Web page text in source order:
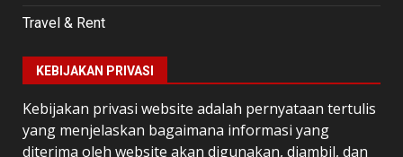
Travel & Rent
KEBIJAKAN PRIVASI
Kebijakan privasi website adalah pernyataan tertulis
yang menjelaskan bagaimana informasi yang
diterima oleh website akan digunakan, diambil, dan